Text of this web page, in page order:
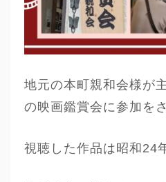
地元の本町親和会様が
の映画鑑賞会に参加を
視聴した作品は昭和24